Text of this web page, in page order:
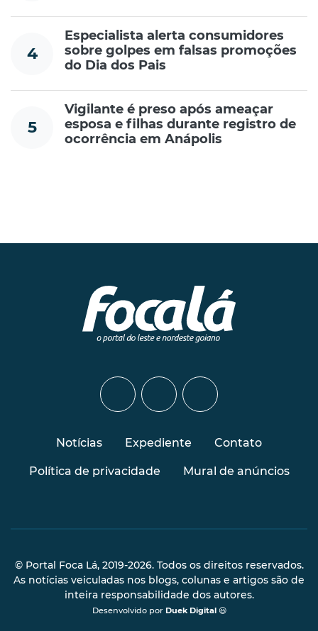
4
Especialista alerta consumidores
sobre golpes em falsas promoções
do Dia dos Pais
5
Vigilante é preso após ameaçar
esposa e filhas durante registro de
ocorrência em Anápolis
Notícias Expediente Contato
Política de privacidade Mural de anúncios
© Portal Foca Lá, 2019-2026. Todos os direitos reservados.
As notícias veiculadas nos blogs, colunas e artigos são de
inteira responsabilidade dos autores.
Desenvolvido por Duek Digital😃